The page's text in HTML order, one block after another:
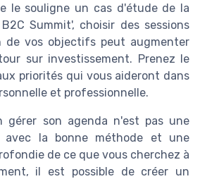
le souligne un cas d'étude de la
Summit', choisir des sessions
de vos objectifs peut augmenter
sur investissement. Prenez le
priorités qui vous aideront dans
et professionnelle.
gérer son agenda n'est pas une
avec la bonne méthode et une
de ce que vous cherchez à
il est possible de créer un